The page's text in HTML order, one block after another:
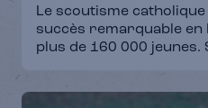
Le scoutisme
succès remarquable
plus de 160 000
sur l’expérience